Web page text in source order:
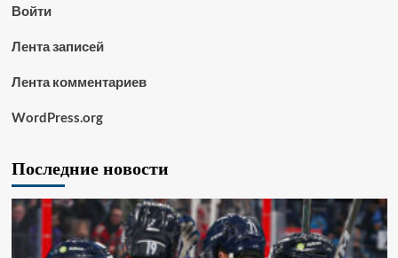
Войти
Лента записей
Лента комментариев
WordPress.org
Последние новости